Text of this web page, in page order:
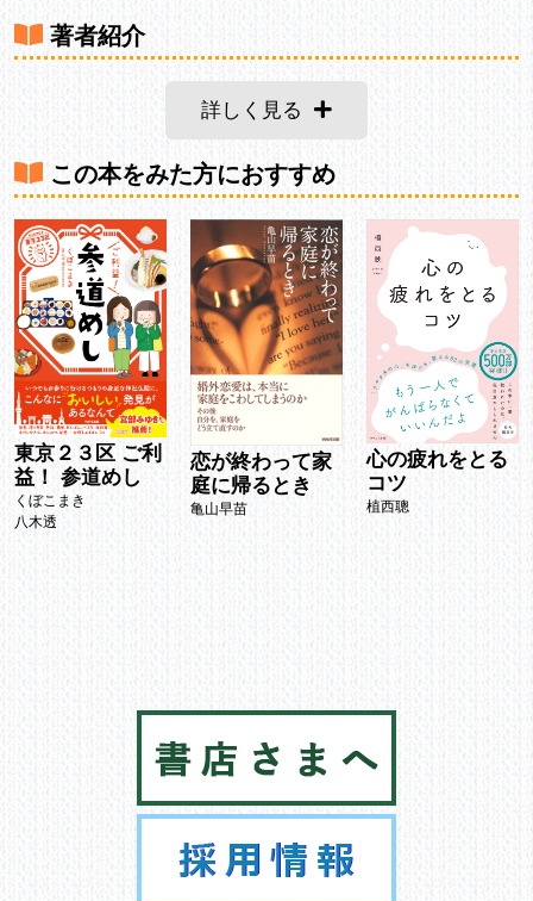
著者紹介
詳しく見る
この本をみた方におすすめ
東京２３区 ご利
益！ 参道めし
くぼこまき
八木透
恋が終わって家
庭に帰るとき
亀山早苗
心の疲れをとる
コツ
植西聰